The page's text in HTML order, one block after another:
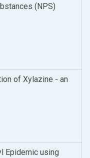
(NPS)
of Xylazine - an
Epidemic using